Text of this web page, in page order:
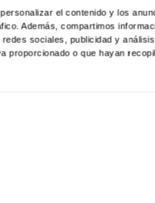
el contenido y los
Además, compartimos
sociales, publicidad y
proporcionado o que hayan